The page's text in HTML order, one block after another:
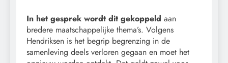
In het gesprek wordt dit gekoppeld aan
bredere maatschappelijke thema’s. Volgens
Hendriksen is het begrip begrenzing in de
samenleving deels verloren gegaan en moet het